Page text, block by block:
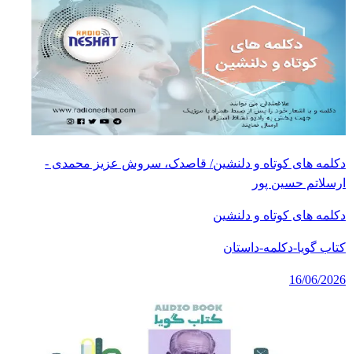
دکلمه های کوتاه و دلنشین/ قاصدک، سروش عزیز محمدی -
ارسلاتم حسین پور
دکلمه های کوتاه و دلنشین
کتاب گویا-دکلمه-داستان
16/06/2026